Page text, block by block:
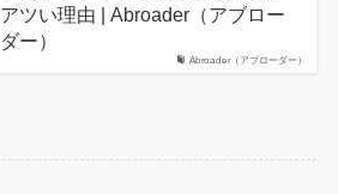
Abroader（アブローダー）
アツい理由 | Abroader（アブロー
ダー）